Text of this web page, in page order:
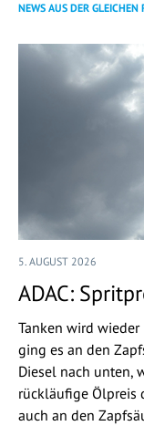
NEWS AUS DER GLEICHEN
5. AUGUST 2026
ADAC:
Tanken wird
ging es an den
Diesel nach unten,
rückläufige Ölpreis
auch an den